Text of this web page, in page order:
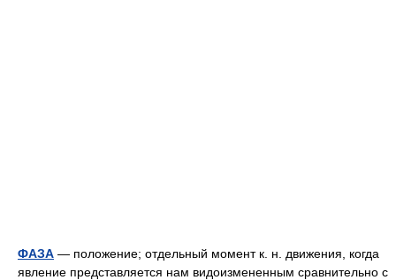
ФАЗА — положение; отдельный момент к. н. движения, когда
явление представляется нам видоизмененным сравнительно с